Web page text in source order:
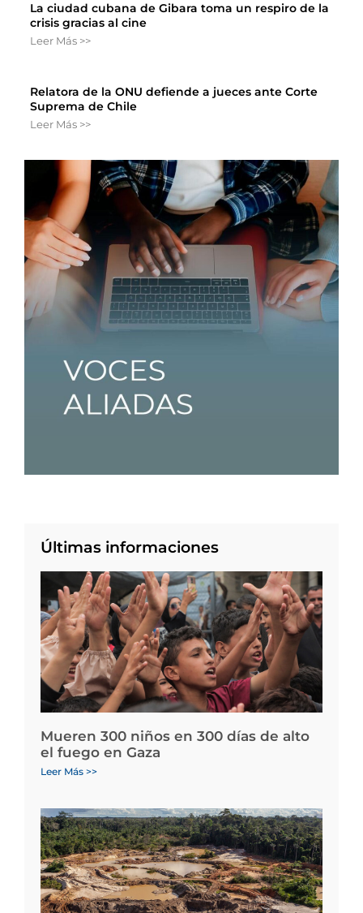
La ciudad cubana de Gibara toma un respiro de la
crisis gracias al cine
Leer Más >>
Relatora de la ONU defiende a jueces ante Corte
Suprema de Chile
Leer Más >>
Últimas informaciones
Mueren 300 niños en 300 días de alto
el fuego en Gaza
Leer Más >>